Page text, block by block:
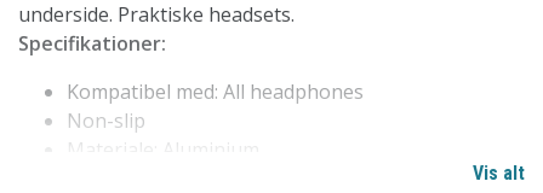
underside. Praktiske headsets.
Specifikationer:
Kompatibel med: All headphones
Non-slip
Materiale: Aluminium
Vis alt